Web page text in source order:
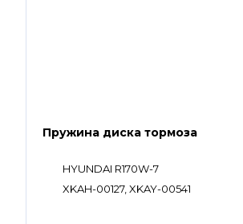
Пружина диска тормоза
HYUNDAI R170W-7
XKAH-00127, XKAY-00541